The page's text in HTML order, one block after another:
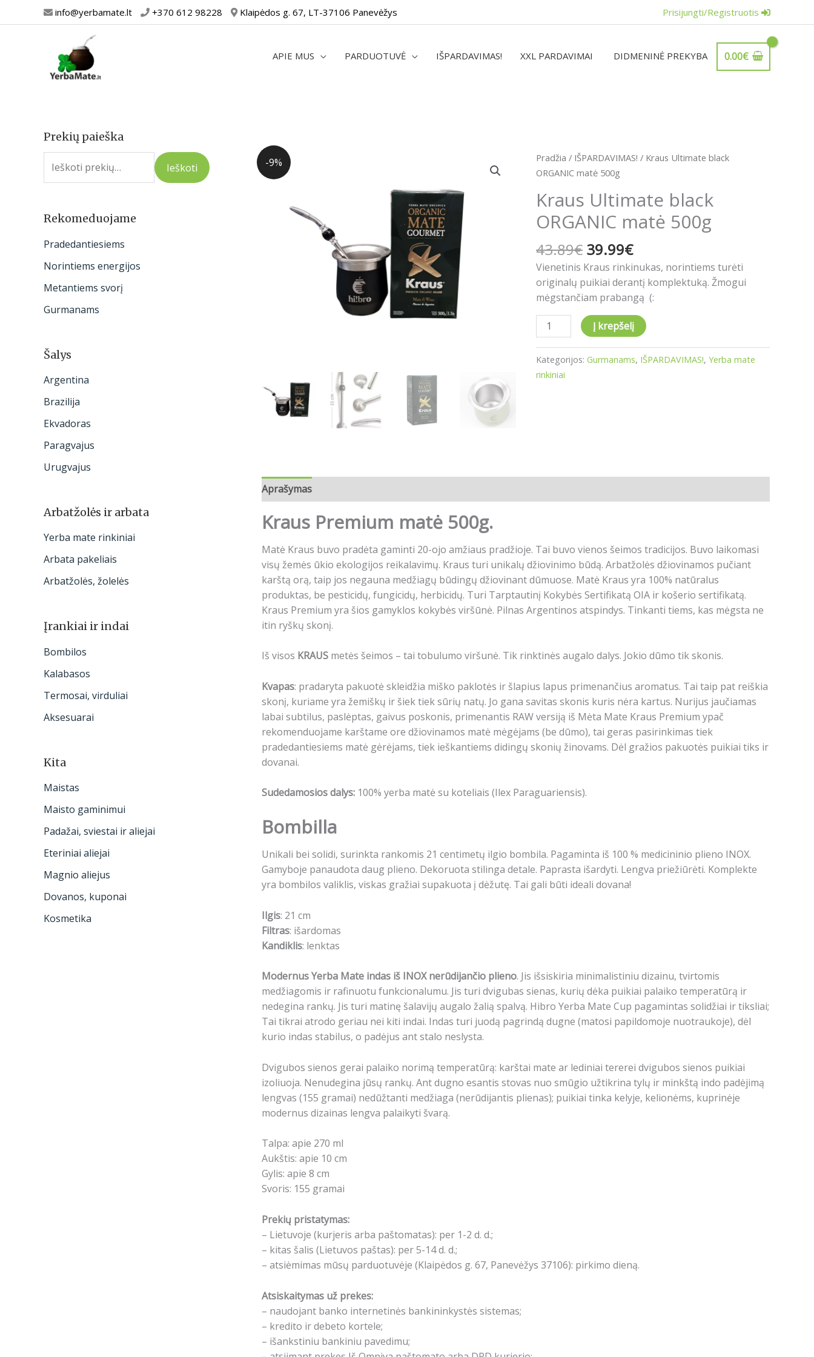
prie
info@yerbamate.lt +370 612 98228 Klaipėdos g. 67, LT-37106 Panevėžys Prisijungti/Registruotis
APIE MUS PARDUOTUVĖ IŠPARDAVIMAS! XXL PARDAVIMAI DIDMENINĖ PREKYBA 0.00€
Prekių paieška
I
e
o
:
Ieškoti
Rekomeduojame
Pradedantiesiems
Norintiems energijos
Metantiems svorį
Gurmanams
Šalys
Argentina
Brazilija
Ekvadoras
Paragvajus
Urugvajus
Arbatžolės ir arbata
Yerba mate rinkiniai
Arbata pakeliais
Arbatžolės, žolelės
Įrankiai ir indai
Bombilos
Kalabasos
Termosai, virduliai
Aksesuarai
Kita
Maistas
Maisto gaminimui
Padažai, sviestai ir aliejai
Eteriniai aliejai
Magnio aliejus
Dovanos, kuponai
Kosmetika
-9% Pradžia / IŠPARDAVIMAS! / Kraus Ultimate black
ORGANIC matė 500g
Kraus Ultimate black
ORGANIC matė 500g
43.89€
Original
price
43.89€.
39.99€
Current
39.99€.
Vienetinis Kraus rinkinukas, norintiems turėti
originalų puikiai derantį komplektuką. Žmogui
mėgstančiam prabangą (:
produkto
kiekis:
Ultimate
black
ORGANIC
matė
500g
Į krepšelį
Kategorijos:Gurmanams, IŠPARDAVIMAS!,Yerba mate
rinkiniai
Aprašymas
Kraus Premium matė 500g.
Matė Kraus buvo pradėta gaminti 20-ojo amžiaus pradžioje. Tai buvo vienos šeimos tradicijos. Buvo laikomasi
visų žemės ūkio ekologijos reikalavimų. Kraus turi unikalų džiovinimo būdą. Arbatžolės džiovinamos pučiant
karštą orą, taip jos negauna medžiagų būdingų džiovinant dūmuose. Matė Kraus yra 100% natūralus
produktas, be pesticidų, fungicidų, herbicidų. Turi Tarptautinį Kokybės Sertifikatą OIA ir košerio sertifikatą.
Kraus Premium yra šios gamyklos kokybės viršūnė. Pilnas Argentinos atspindys. Tinkanti tiems, kas mėgsta ne
itin ryškų skonį.
Iš visos KRAUS metės šeimos – tai tobulumo viršunė. Tik rinktinės augalo dalys. Jokio dūmo tik skonis.
Kvapas: pradaryta pakuotė skleidžia miško paklotės ir šlapius lapus primenančius aromatus. Tai taip pat reiškia
skonį, kuriame yra žemiškų ir šiek tiek sūrių natų. Jo gana savitas skonis kuris nėra kartus. Nurijus jaučiamas
labai subtilus, paslėptas, gaivus poskonis, primenantis RAW versiją iš Mėta Mate Kraus Premium ypač
rekomenduojame karštame ore džiovinamos matė mėgėjams (be dūmo), tai geras pasirinkimas tiek
pradedantiesiems matė gėrėjams, tiek ieškantiems didingų skonių žinovams. Dėl gražios pakuotės puikiai tiks ir
dovanai.
Sudedamosios dalys: 100% yerba matė su koteliais (Ilex Paraguariensis).
Bombilla
Unikali bei solidi, surinkta rankomis 21 centimetų ilgio bombila. Pagaminta iš 100 % medicininio plieno INOX.
Gamyboje panaudota daug plieno. Dekoruota stilinga detale. Paprasta išardyti. Lengva priežiūrėti. Komplekte
yra bombilos valiklis, viskas gražiai supakuota į dėžutę. Tai gali būti ideali dovana!
Ilgis: 21 cm
Filtras: išardomas
Kandiklis: lenktas
Modernus Yerba Mate indas iš INOX nerūdijančio plieno. Jis išsiskiria minimalistiniu dizainu, tvirtomis
medžiagomis ir rafinuotu funkcionalumu. Jis turi dvigubas sienas, kurių dėka puikiai palaiko temperatūrą ir
nedegina rankų. Jis turi matinę šalavijų augalo žalią spalvą. Hibro Yerba Mate Cup pagamintas solidžiai ir tiksliai;
Tai tikrai atrodo geriau nei kiti indai. Indas turi juodą pagrindą dugne (matosi papildomoje nuotraukoje), dėl
kurio indas stabilus, o padėjus ant stalo neslysta.
Dvigubos sienos gerai palaiko norimą temperatūrą: karštai mate ar lediniai tererei dvigubos sienos puikiai
izoliuoja. Nenudegina jūsų rankų. Ant dugno esantis stovas nuo smūgio užtikrina tylų ir minkštą indo padėjimą
lengvas (155 gramai) nedūžtanti medžiaga (nerūdijantis plienas); puikiai tinka kelyje, kelionėms, kuprinėje
modernus dizainas lengva palaikyti švarą.
Talpa: apie 270 ml
Aukštis: apie 10 cm
Gylis: apie 8 cm
Svoris: 155 gramai
Prekių pristatymas:
– Lietuvoje (kurjeris arba paštomatas): per 1-2 d. d.;
– kitas šalis (Lietuvos paštas): per 5-14 d. d.;
– atsiėmimas mūsų parduotuvėje (Klaipėdos g. 67, Panevėžys 37106): pirkimo dieną.
Atsiskaitymas už prekes:
– naudojant banko internetinės bankininkystės sistemas;
– kredito ir debeto kortele;
– išankstiniu bankiniu pavedimu;